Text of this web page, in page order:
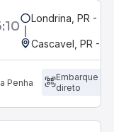
Londrina, PR -
Cascavel, PR -
Penha
Embarque
direto